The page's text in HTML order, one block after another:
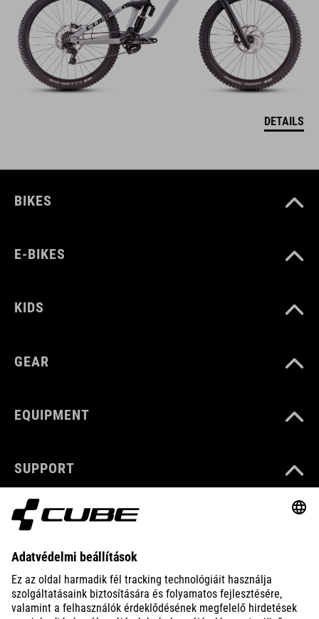
DETAILS
BIKES
E-BIKES
KIDS
GEAR
EQUIPMENT
SUPPORT
ABOUT US
EXPLORE